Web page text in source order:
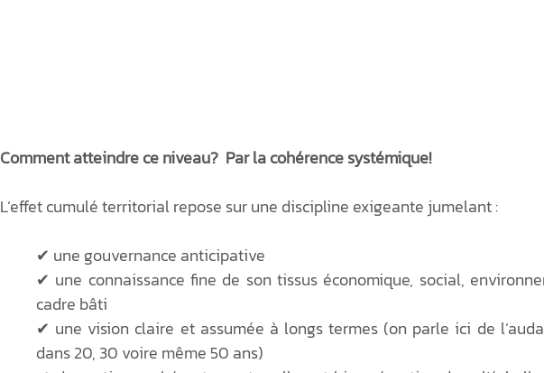
Comment atteindre ce niveau?  Par la cohérence systémique!
L’effet cumulé territorial repose sur une discipline exigeante jumelant :
✔ une gouvernance anticipative
✔ une connaissance fine de son tissus économique, social,
cadre bâti
✔ une vision claire et assumée à longs termes (on parle ici de
dans 20, 30 voire même 50 ans)